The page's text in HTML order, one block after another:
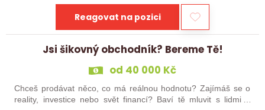
Reagovat na pozici
Jsi šikovný obchodník? Bereme Tě!
od 40 000 Kč
Chceš prodávat něco, co má reálnou hodnotu? Zajímáš se o
reality, investice nebo svět financí? Baví tě mluvit s lidmi a